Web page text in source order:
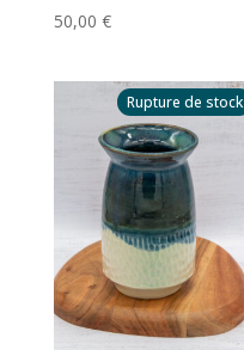
50,00 €
Rupture de stock